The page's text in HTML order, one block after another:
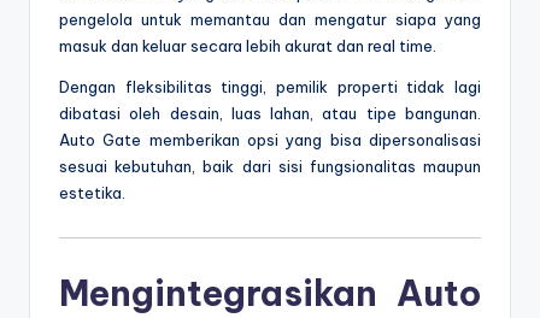
pengelola untuk memantau dan mengatur siapa yang
masuk dan keluar secara lebih akurat dan real time.
Dengan fleksibilitas tinggi, pemilik properti tidak lagi
dibatasi oleh desain, luas lahan, atau tipe bangunan.
Auto Gate memberikan opsi yang bisa dipersonalisasi
sesuai kebutuhan, baik dari sisi fungsionalitas maupun
estetika.
Mengintegrasikan Auto